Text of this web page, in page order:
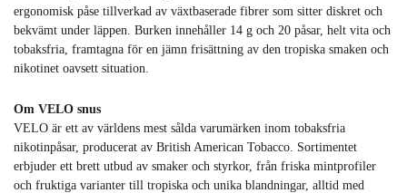
ergonomisk påse tillverkad av växtbaserade fibrer som sitter diskret och
bekvämt under läppen. Burken innehåller 14 g och 20 påsar, helt vita och
tobaksfria, framtagna för en jämn frisättning av den tropiska smaken och
nikotinet oavsett situation.
Om VELO snus
VELO är ett av världens mest sålda varumärken inom tobaksfria
nikotinpåsar, producerat av British American Tobacco. Sortimentet
erbjuder ett brett utbud av smaker och styrkor, från friska mintprofiler
och fruktiga varianter till tropiska och unika blandningar, alltid med